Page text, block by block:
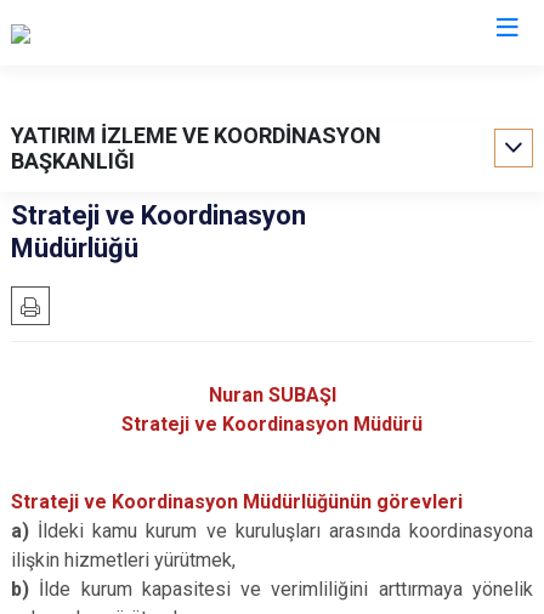
YATIRIM İZLEME VE KOORDİNASYON
BAŞKANLIĞI
Strateji ve Koordinasyon
Müdürlüğü
Nuran SUBAŞI
Strateji ve Koordinasyon Müdürü
Strateji ve Koordinasyon Müdürlüğünün görevleri
a) İldeki kamu kurum ve kuruluşları arasında koordinasyona
ilişkin hizmetleri yürütmek,
b) İlde kurum kapasitesi ve verimliliğini arttırmaya yönelik